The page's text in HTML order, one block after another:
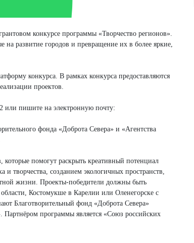
конкурсе программы «Творчество регионов».
на развитие городов и превращение их в более яркие,
конкурса. В рамках конкурса предоставляются
проектов.
или пишите на электронную почту:
фонда «Доброта Севера» и «Агентства
помогут раскрыть креативный потенциал
и творчества, созданием экологичных пространств,
жизни. Проекты-победители должны быть
Костомукше в Карелии или Оленегорске с
Благотворительный фонд «Доброта Севера»
программы является «Союз российских